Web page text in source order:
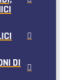
DI